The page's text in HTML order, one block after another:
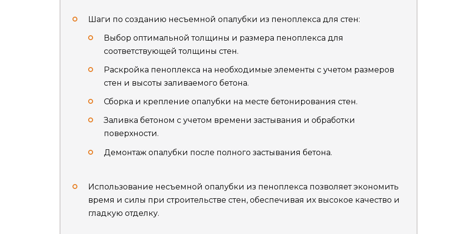
Шаги по созданию несъемной опалубки из пеноплекса для стен:
Выбор оптимальной толщины и размера пеноплекса для
соответствующей толщины стен.
Раскройка пеноплекса на необходимые элементы с учетом размеров
стен и высоты заливаемого бетона.
Сборка и крепление опалубки на месте бетонирования стен.
Заливка бетоном с учетом времени застывания и обработки
поверхности.
Демонтаж опалубки после полного застывания бетона.
Использование несъемной опалубки из пеноплекса позволяет экономить
время и силы при строительстве стен, обеспечивая их высокое качество и
гладкую отделку.